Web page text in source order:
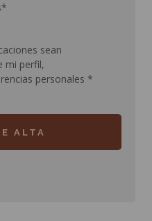
sean
mi perfil,
personales *
ALTA